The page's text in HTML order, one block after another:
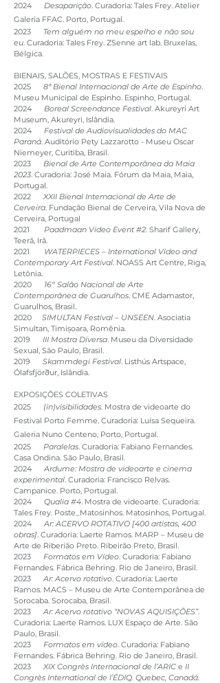
2024 Desaparição. Curadoria: Tales Frey. Atelier
Galeria FFAC. Porto, Portugal.
2023 Tem alguém no meu espelho e não sou
eu. Curadoria: Tales Frey. ZSenne art lab. Bruxelas,
Bélgica.
BIENAIS, SALÕES, MOSTRAS E FESTIVAIS
2025 8ª Bienal Internacional de Arte de Espinho.
Museu Municipal de Espinho. Espinho, Portugal.
2024 Boreal Screendance Festival. Akureyri Art
Museum, Akureyri, Islândia.
2024 Festival de Audiovisualidades do MAC
Paraná. Auditório Pety Lazzarotto - Museu Oscar
Niemeyer, Curitiba, Brasil.
2023 Bienal de Arte Contemporânea da Maia
2023. Curadoria: José Maia. Fórum da Maia, Maia,
Portugal.
2022 XXII Bienal Internacional de Arte de
Cerveira. Fundação Bienal de Cerveira, Vila Nova de
Cerveira, Portugal
2021 Paadmaan Video Event #2. Sharif Gallery,
Teerã, Irã.
2021 WATERPIECES – International Video and
Contemporary Art Festival. NOASS Art Centre, Riga,
Letônia.
2020 16º Salão Nacional de Arte
Contemporânea de Guarulhos. CME Adamastor,
Guarulhos, Brasil.
2020 SIMULTAN Festival – UNSEEN. Asociatia
Simultan, Timișoara, Romênia.
2019 III Mostra Diversa. Museu da Diversidade
Sexual, São Paulo, Brasil.
2019 Skammdegi Festival. Listhús Artspace,
Ólafsfjörður, Islândia.
EXPOSIÇÕES COLETIVAS
2025
(in)visibilidades. Mostra de videoarte do
Festival Porto Femme. Curadoria: Luísa Sequeira.
Galeria Nuno Centeno, Porto, Portugal.
2025 Paralelas. Curadoria: Fabiano Fernandes.
Casa Ondina. São Paulo, Brasil.
2024Ardume: Mostra de videoarte e cinema
experimental. Curadoria: Francisco Relvas.
Campanice. Porto, Portugal.
2024
Qualia #4. Mostra de videoarte. Curadoria:
Tales Frey. Poste_Matosinhos. Matosinhos, Portugal.
2024Ar: ACERVO ROTATIVO [400 artistas, 400
obras]. Curadoria: Laerte Ramos. MARP – Museu de
Arte de Riberião Preto. Ribeirão Preto, Brasil.
2023 Formatos em Vídeo. Curadoria: Fabiano
Fernandes. Fábrica Behring. Rio de Janeiro, Brasil.
2023Ar: Acervo rotativo. Curadoria: Laerte
Ramos. MACS – Museu de Arte Contemporânea de
Sorocaba. Sorocaba, Brasil.
2023Ar: Acervo rotativo “NOVAS AQUISIÇÕES”.
Curadoria: Laerte Ramos. LUX Espaço de Arte. São
Paulo, Brasil.
2023 Formatos em vídeo. Curadoria: Fabiano
Fernandes. Fábrica Behring. Rio de Janeiro, Brasil.
2023 XIX Congrès Internacional de l’ARIC e II
Congrès International de l’ÉDIQ. Quebec, Canadá.